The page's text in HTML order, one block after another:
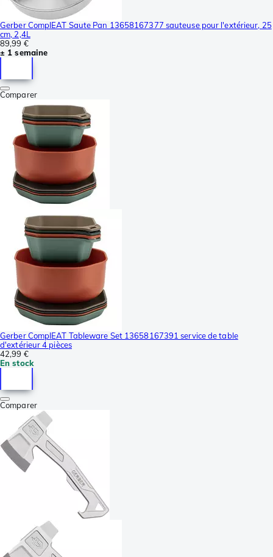
Gerber ComplEAT Saute Pan 13658167377 sauteuse pour l'extérieur, 25
cm, 2,4L
89,99 €
± 1 semaine
Comparer
Gerber ComplEAT Tableware Set 13658167391 service de table
d'extérieur 4 pièces
42,99 €
En stock
Comparer